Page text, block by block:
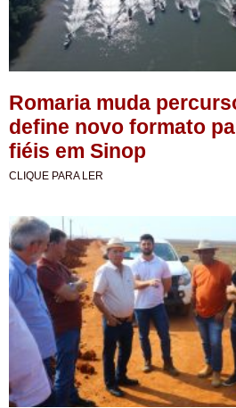
Romaria muda
define novo formato
fiéis em Sinop
CLIQUE PARA LER